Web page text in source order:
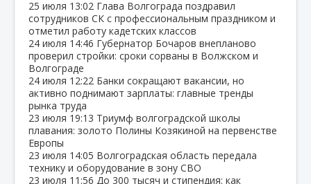
25 июля 13:02 Глава Волгограда поздравил
сотрудников СК с профессиональным праздником и
отметил работу кадетских классов
24 июля 14:46 Губернатор Бочаров внепланово
проверил стройки: сроки сорваны в Волжском и
Волгограде
24 июля 12:22 Банки сокращают вакансии, но
активно поднимают зарплаты: главные тренды
рынка труда
23 июля 19:13 Триумф волгоградской школы
плавания: золото Полины Козякиной на первенстве
Европы
23 июля 14:05 Волгоградская область передала
технику и оборудование в зону СВО
23 июля 11:56 До 300 тысяч и стипендия: как